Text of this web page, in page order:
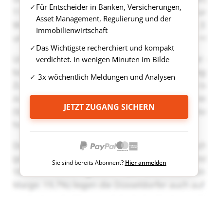
Für Entscheider in Banken, Versicherungen,
Asset Management, Regulierung und der
Immobilienwirtschaft
Das Wichtigste recherchiert und kompakt
verdichtet. In wenigen Minuten im Bilde
3x wöchentlich Meldungen und Analysen
JETZT ZUGANG SICHERN
Sie sind bereits Abonnent? Hier anmelden